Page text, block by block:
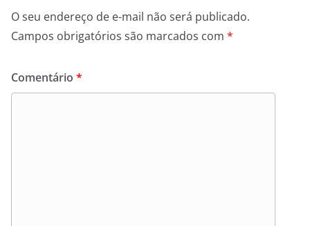
O seu endereço de e-mail não será publicado.
Campos obrigatórios são marcados com *
Comentário *